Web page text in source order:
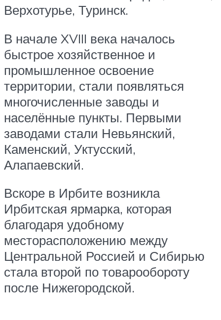
Верхотурье, Туринск.
В начале XVIII века началось
быстрое хозяйственное и
промышленное освоение
территории, стали появляться
многочисленные заводы и
населённые пункты. Первыми
заводами стали Невьянский,
Каменский, Уктусский,
Алапаевский.
Вскоре в Ирбите возникла
Ирбитская ярмарка, которая
благодаря удобному
месторасположению между
Центральной Россией и Сибирью
стала второй по товарообороту
после Нижегородской.